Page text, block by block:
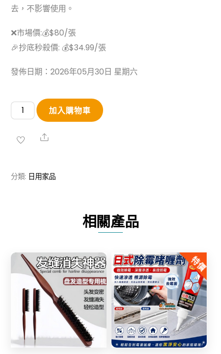
去，不影響使用。
❌市場價:💰$80/張
🎉抄底秒殺價: 💰$34.99/張
發佈日期：2026年05月30日 星期六
姆
同
桑
夏
涼
加入購物車
Share
分類: 日用家品
相關產品
Share
特價
Share